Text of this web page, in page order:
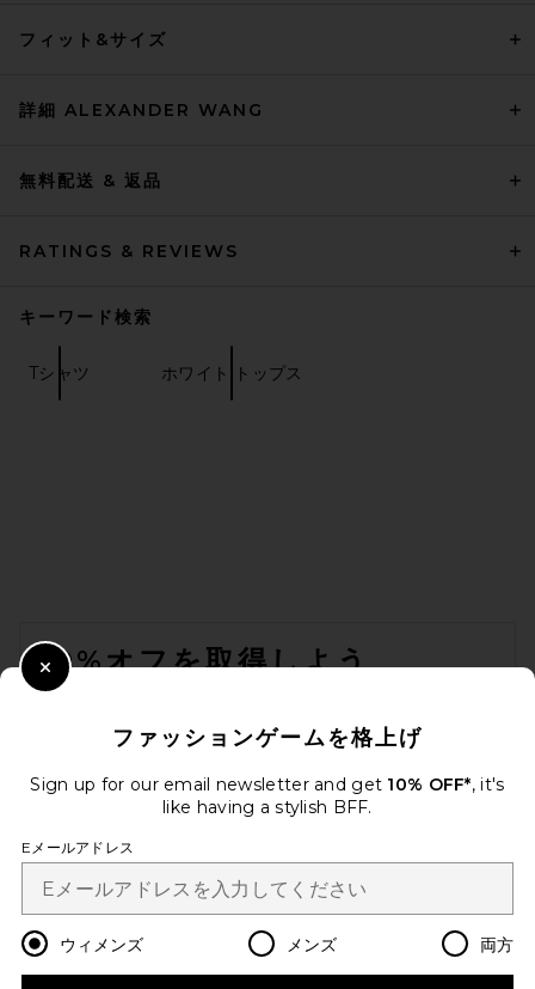
フィット&サイズ
詳細 ALEXANDER WANG
無料配送 & 返品
RATINGS & REVIEWS
キーワード検索
Tシャツ ホワイト トップス
10%オフを取得しよう
も配信停止できます。
プライバシーポリシー
Change Country Regions
ja USD
ファッションゲームを格上げ
Sign up for our email newsletter and get 10% OFF*, it's
like having a stylish BFF.
Eメールアドレス
ウィメンズ メンズ 両方
Close Modal